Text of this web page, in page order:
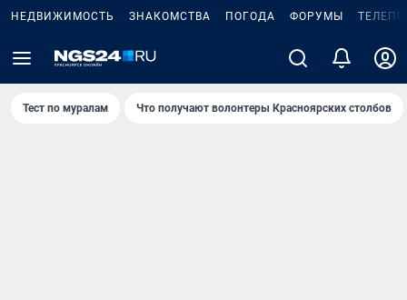
НЕДВИЖИМОСТЬ ЗНАКОМСТВА ПОГОДА ФОРУМЫ
Тест по мурaлaм Что получают волонтеры Красноярских столбов